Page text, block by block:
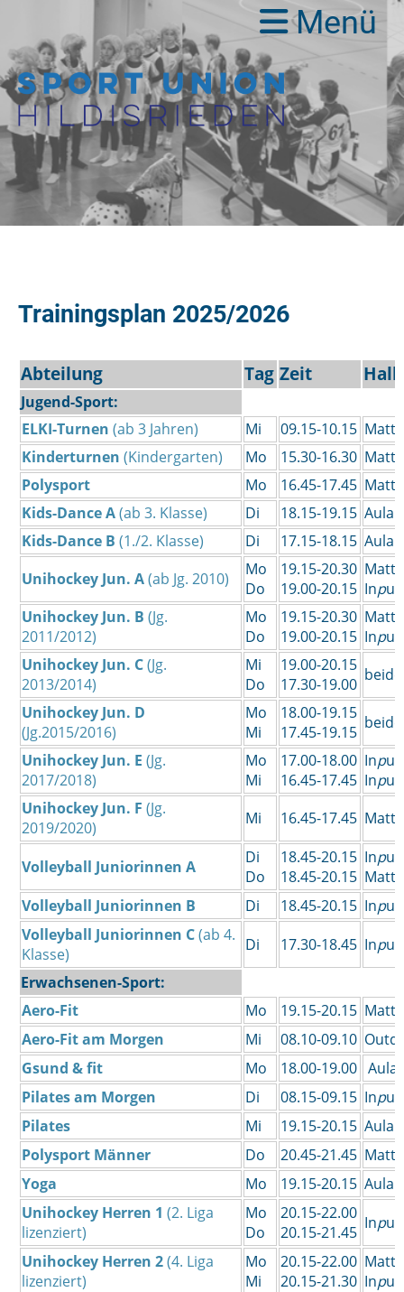
Menü
Trainingsplan 2025/2026
Abteilung Tag Zeit
Jugend-Sport:
ELKI-Turnen (ab 3 Jahren) Mi 09.15-10.15 Matte
Kinderturnen (Kindergarten) Mo 15.30-16.30 Matte
Polysport
Mo 16.45-17.45 Matte
Kids-Dance A(ab 3. Klasse) Di 18.15-19.15 Aula
Kids-Dance B (1./2. Klasse) Di 17.15-18.15 Aula
Unihockey Jun. A(ab Jg. 2010)
Mo
Do
19.15-20.30
19.00-20.15
Matte
Inp
Unihockey Jun. B (Jg.
2011/2012)
Mo
Do
19.15-20.30
19.00-20.15
Matte
Inp
Unihockey Jun. C(Jg.
2013/2014)
Mi
Do
19.00-20.15
17.30-19.00
Unihockey Jun. D
(Jg.2015/2016)
Mo
Mi
18.00-19.15
17.45-19.15
Unihockey Jun. E (Jg.
2017/2018)
Mo
Mi
17.00-18.00
16.45-17.45
Inp
Inp
Unihockey Jun. F (Jg.
2019/2020)
Mi 16.45-17.45 Matte
Volleyball Juniorinnen A
Di
Do
18.45-20.15
18.45-20.15
Inp
Matte
Volleyball Juniorinnen B
Di 18.45-20.15 Inp
Volleyball Juniorinnen C(ab 4.
Klasse)
Di 17.30-18.45 Inp
Erwachsenen-Sport:
Aero-Fit
Mo 19.15-20.15
Aero-Fit am Morgen
Mi 08.10-09.10
Gsund & fit
Mo 18.00-19.00 Aula
Pilates am Morgen
Di 08.15-09.15 Inp
Pilates
Mi 19.15-20.15 Aula
Polysport Männer
Do 20.45-21.45 Matte
Yoga
Mo 19.15-20.15 Aula
Unihockey Herren 1 (2. Liga
lizenziert)
Mo
Do
20.15-22.00
20.15-21.45 Inp
Unihockey Herren 2(4. Liga
lizenziert)
Mo
Mi
20.15-22.00
20.15-21.30
Matte
Inp